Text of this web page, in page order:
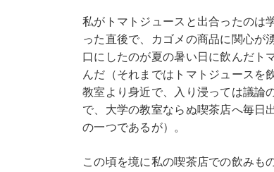
私がトマトジュースと出合ったのは
った直後で、カゴメの商品に関心が
口にしたのが夏の暑い日に飲んだト
んだ（それまではトマトジュースを
教室より身近で、入り浸っては議論
で、大学の教室ならぬ喫茶店へ毎日
の一つであるが）。
この頃を境に私の喫茶店での飲みも